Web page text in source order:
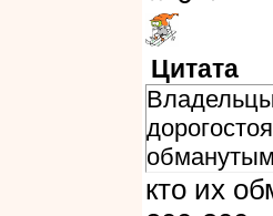
Цитата
кто их